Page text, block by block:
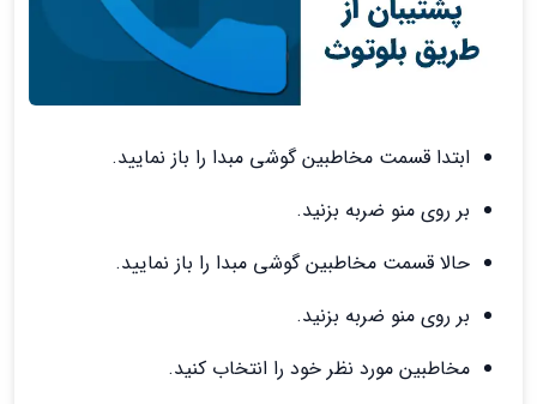
ابتدا قسمت مخاطبین گوشی مبدا را باز نمایید.
بر روی منو ضربه بزنید.
حالا قسمت مخاطبین گوشی مبدا را باز نمایید.
بر روی منو ضربه بزنید.
مخاطبین مورد نظر خود را انتخاب کنید.